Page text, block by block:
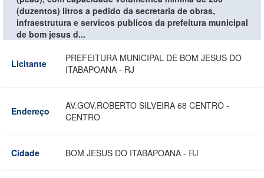
(duzentos) litros a pedido da secretaria de obras,
infraestrutura e servicos publicos da prefeitura municipal
de bom jesus d...
Licitante
PREFEITURA MUNICIPAL DE BOM JESUS DO
ITABAPOANA - RJ
Endereço
AV.GOV.ROBERTO SILVEIRA 68 CENTRO -
CENTRO
Cidade BOM JESUS DO ITABAPOANA - RJ